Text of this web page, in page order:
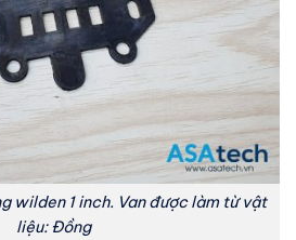
wilden 1 inch. Van được làm từ vật
liệu: Đồng